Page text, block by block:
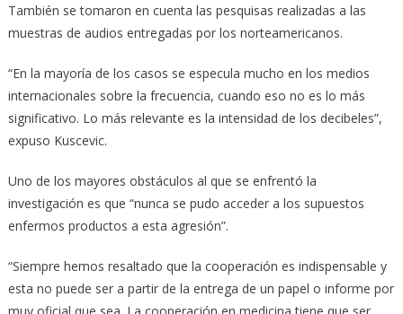
También se tomaron en cuenta las pesquisas realizadas a las
muestras de audios entregadas por los norteamericanos.
“En la mayoría de los casos se especula mucho en los medios
internacionales sobre la frecuencia, cuando eso no es lo más
significativo. Lo más relevante es la intensidad de los decibeles”,
expuso Kuscevic.
Uno de los mayores obstáculos al que se enfrentó la
investigación es que “nunca se pudo acceder a los supuestos
enfermos productos a esta agresión”.
“Siempre hemos resaltado que la cooperación es indispensable y
esta no puede ser a partir de la entrega de un papel o informe por